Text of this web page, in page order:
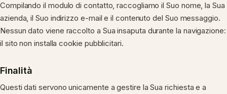
Compilando il modulo di contatto, raccogliamo il Suo nome, la Sua
azienda, il Suo indirizzo e-mail e il contenuto del Suo messaggio.
Nessun dato viene raccolto a Sua insaputa durante la navigazione:
il sito non installa cookie pubblicitari.
Finalità
Questi dati servono unicamente a gestire la Sua richiesta e a